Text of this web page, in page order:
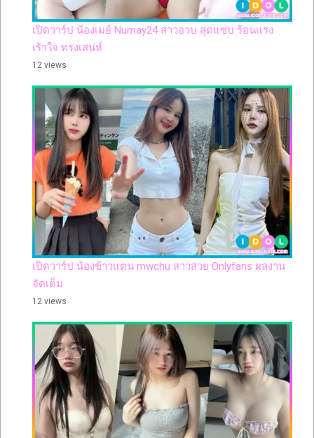
เปิดวาร์ป น้องเมย์ Numay24 สาวอวบ สุดแซ่บ ร้อนแรง
เร้าใจ ทรงเสน่ห์
12 views
เปิดวาร์ป น้องข้าวแตน mwchu สาวสวย Onlyfans ผลงาน
จัดเต็ม
12 views